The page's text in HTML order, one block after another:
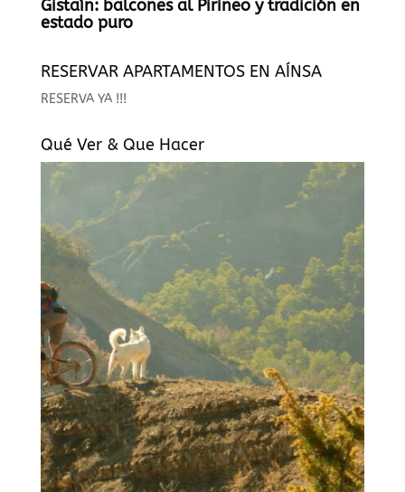
Gistaín: balcones al Pirineo y tradición en
estado puro
RESERVAR APARTAMENTOS EN AÍNSA
RESERVA YA !!!
Qué Ver & Que Hacer